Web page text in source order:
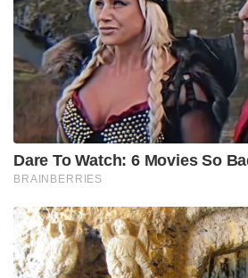
Dare To Watch: 6 Movies So
BRAINBERRIES